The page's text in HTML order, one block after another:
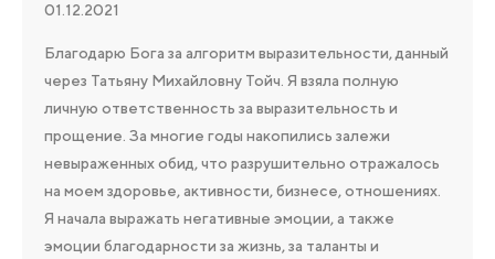
01.12.2021
Благодарю Бога за алгоритм выразительности, данный
через Татьяну Михайловну Тойч. Я взяла полную
личную ответственность за выразительность и
прощение. За многие годы накопились залежи
невыраженных обид, что разрушительно отражалось
на моем здоровье, активности, бизнесе, отношениях.
Я начала выражать негативные эмоции, а также
эмоции благодарности за жизнь, за таланты и